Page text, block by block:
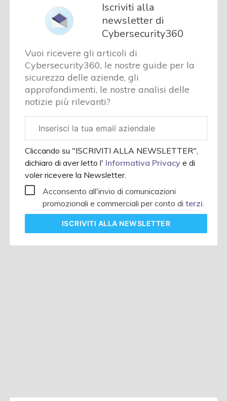
Iscriviti alla
newsletter di
Cybersecurity360
Vuoi ricevere gli articoli di
Cybersecurity360, le nostre guide per la
sicurezza delle aziende, gli
approfondimenti, le nostre analisi delle
notizie più rilevanti?
aziendale
Cliccando su "ISCRIVITI ALLA NEWSLETTER",
dichiaro di aver letto l' Informativa Privacye di
voler ricevere la Newsletter.
Acconsento all'invio di comunicazioni
promozionali e commerciali per conto diterzi.
ISCRIVITI ALLA NEWSLETTER